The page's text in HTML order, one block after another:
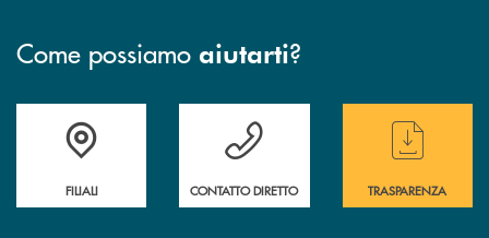
Come possiamo aiutarti?
Trova la filiale più vicina a te
FILIALI
Hai bisogno di assistenza immediata ?
CONTATTO DIRETTO
Hai bisogno di
TRASPARENZA